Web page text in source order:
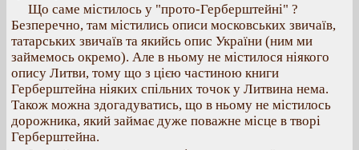
Що саме містилось у "прото-Герберштейні" ?
Безперечно, там містились описи московських звичаїв,
татарських звичаїв та якийсь опис України (ним ми
займемось окремо). Але в ньому не містилося ніякого
опису Литви, тому що з цією частиною книги
Герберштейна ніяких спільних точок у Литвина нема.
Також можна здогадуватись, що в ньому не містилось
дорожника, який займає дуже поважне місце в творі
Герберштейна.